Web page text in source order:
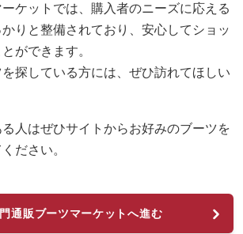
ケットでは、購入者のニーズに応える
りと整備されており、安心してショッ
ができます。
探している方には、ぜひ訪れてほしい
人はぜひサイトからお好みのブーツを
ださい。
通販ブーツマーケットへ進む